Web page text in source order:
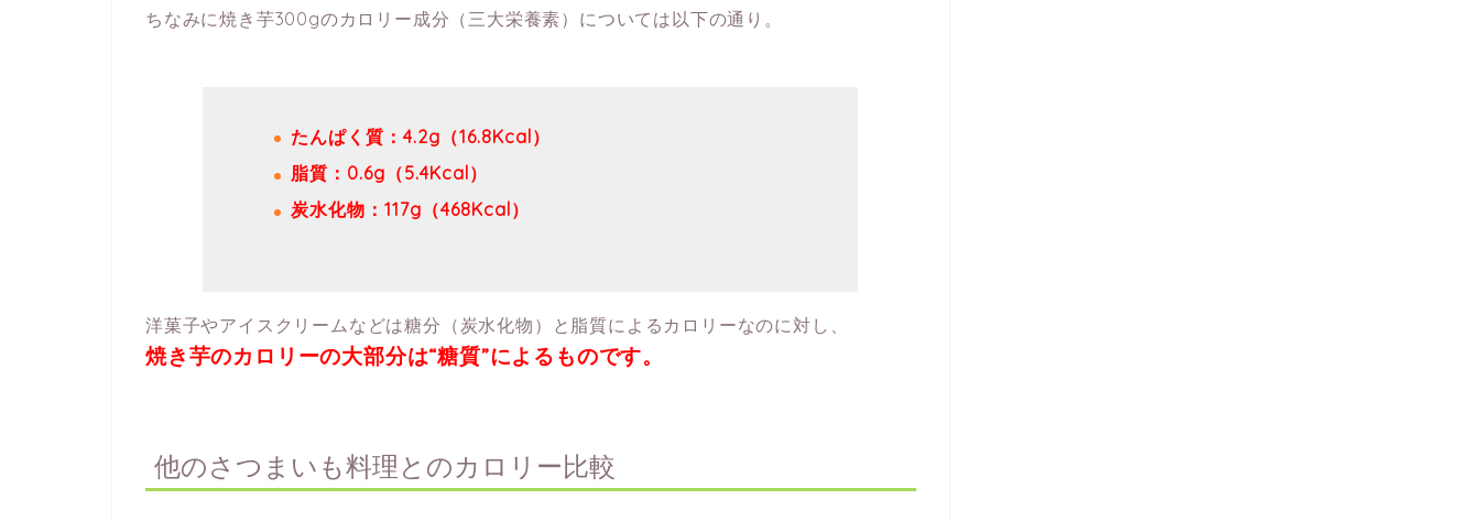
ちなみに焼き芋300gのカロリー成分（三大栄養素）については以下の通り。
たんぱく質：4.2g（16.8Kcal）
脂質：0.6g（5.4Kcal）
炭水化物：117g（468Kcal）
洋菓子やアイスクリームなどは糖分（炭水化物）と脂質によるカロリーなのに対し、
焼き芋のカロリーの大部分は“糖質”によるものです。
他のさつまいも料理とのカロリー比較